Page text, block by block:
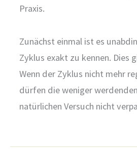
Praxis.
Zunächst einmal ist es
Zyklus exakt zu kennen. Dies
Wenn der Zyklus nicht mehr
dürfen die weniger
natürlichen Versuch nicht